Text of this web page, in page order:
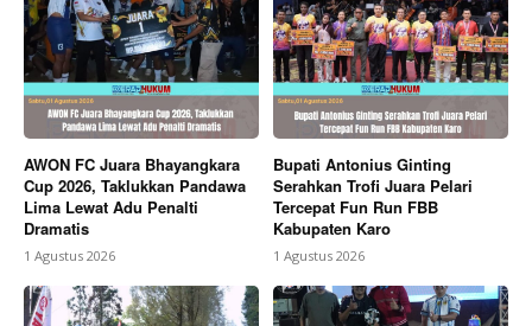
AWON FC Juara Bhayangkara
Cup 2026, Taklukkan Pandawa
Lima Lewat Adu Penalti
Dramatis
1 Agustus 2026
Bupati Antonius Ginting
Serahkan Trofi Juara Pelari
Tercepat Fun Run FBB
Kabupaten Karo
1 Agustus 2026